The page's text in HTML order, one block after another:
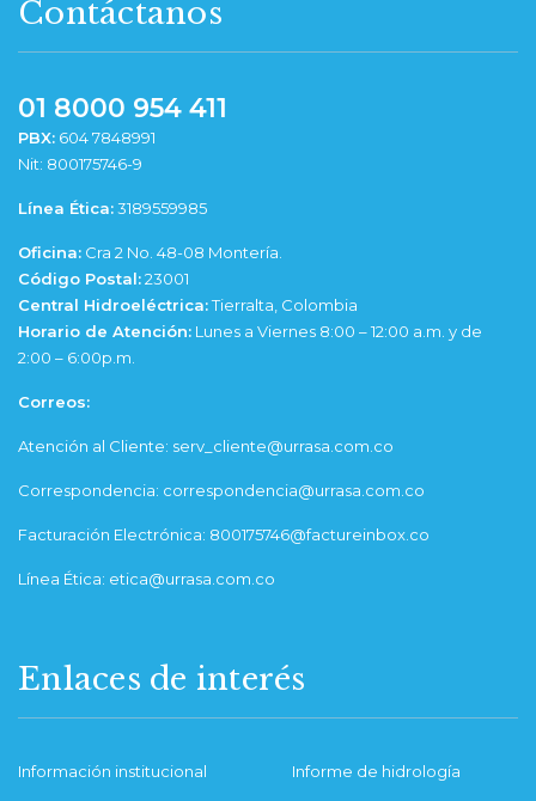
Contáctanos
01 8000 954 411
PBX: 604 7848991
Nit: 800175746-9
Línea Ética:3189559985
Oficina: Cra 2 No. 48-08 Montería.
Código Postal:23001
Central Hidroeléctrica:Tierralta, Colombia
Horario de Atención: Lunes a Viernes 8:00 – 12:00 a.m. y de
2:00 – 6:00p.m.
Correos:
Atención al Cliente: serv_cliente@urrasa.com.co
Correspondencia: correspondencia@urrasa.com.co
Facturación Electrónica: 800175746@factureinbox.co
Línea Ética: etica@urrasa.com.co
Enlaces de interés
Información institucional Informe de hidrología